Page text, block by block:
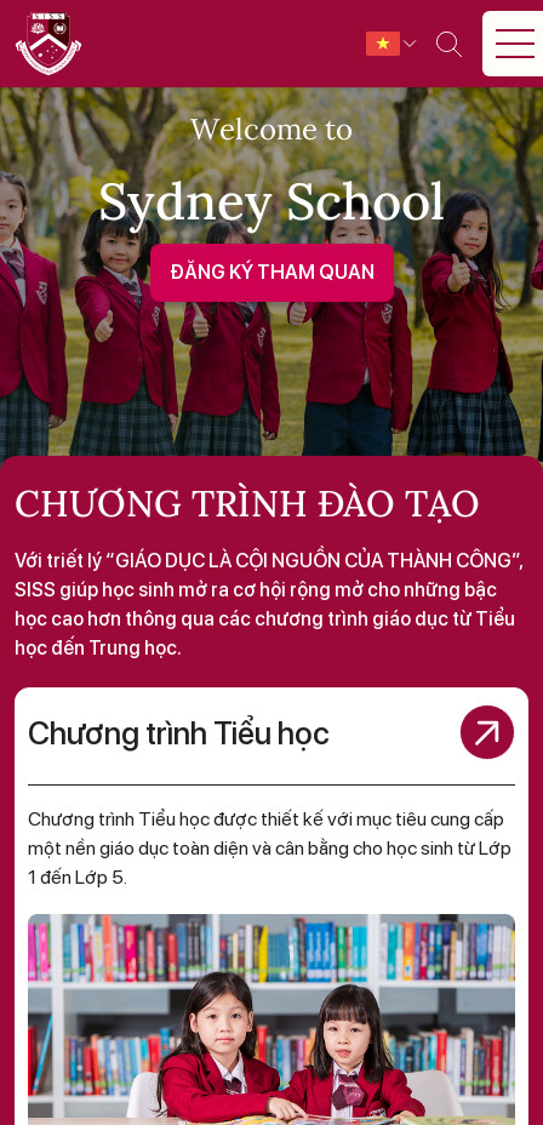
Welcome to
Sydney School
ĐĂNG KÝ THAM QUAN
CHƯƠNG TRÌNH ĐÀO TẠO
Với triết lý “GIÁO DỤC LÀ CỘI NGUỒN CỦA THÀNH CÔNG”,
SISS giúp học sinh mở ra cơ hội rộng mở cho những bậc
học cao hơn thông qua các chương trình giáo dục từ Tiểu
học đến Trung học.
Chương trình Tiểu học
Chương trình Tiểu học được thiết kế với mục tiêu cung cấp
một nền giáo dục toàn diện và cân bằng cho học sinh từ Lớp
1 đến Lớp 5.